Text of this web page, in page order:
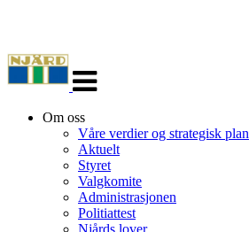
navigasjon
Om oss
Våre verdier og strategisk plan
Aktuelt
Styret
Valgkomite
Administrasjonen
Politiattest
Njårds lover